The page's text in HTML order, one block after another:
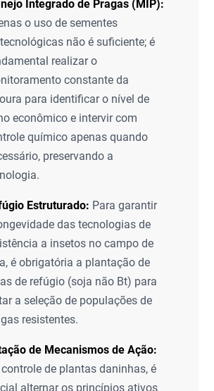
Integrado de Pragas (MIP):
o uso de sementes
não é suficiente; é
realizar o
constante da
para identificar o nível de
econômico e intervir com
químico apenas quando
preservando a
Estruturado: Para garantir
das tecnologias de
a insetos no campo de
é obrigatória a plantação de
de refúgio (soja não Bt) para
a seleção de populações de
resistentes.
de Mecanismos de Ação:
controle de plantas daninhas, é
alternar os princípios ativos